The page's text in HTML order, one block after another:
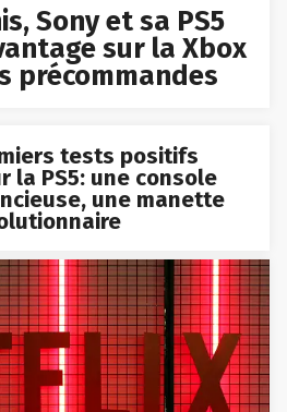
Sony et sa PS5
sur la Xbox
précommandes
tests positifs
la PS5: une console
une manette